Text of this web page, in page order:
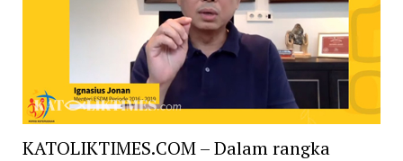
KATOLIKTIMES.COM – Dalam rangka